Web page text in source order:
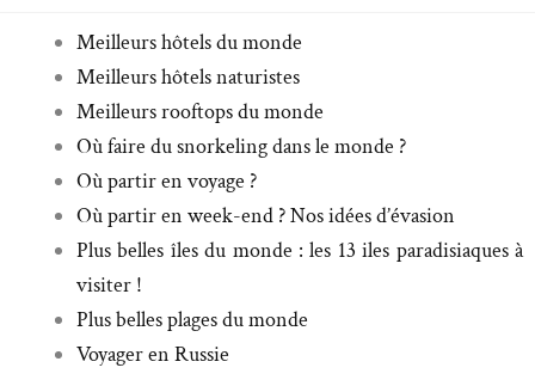
Meilleurs hôtels du monde
Meilleurs hôtels naturistes
Meilleurs rooftops du monde
Où faire du snorkeling dans le monde ?
Où partir en voyage ?
Où partir en week-end ? Nos idées d’évasion
Plus belles îles du monde : les 13 iles paradisiaques à
visiter !
Plus belles plages du monde
Voyager en Russie